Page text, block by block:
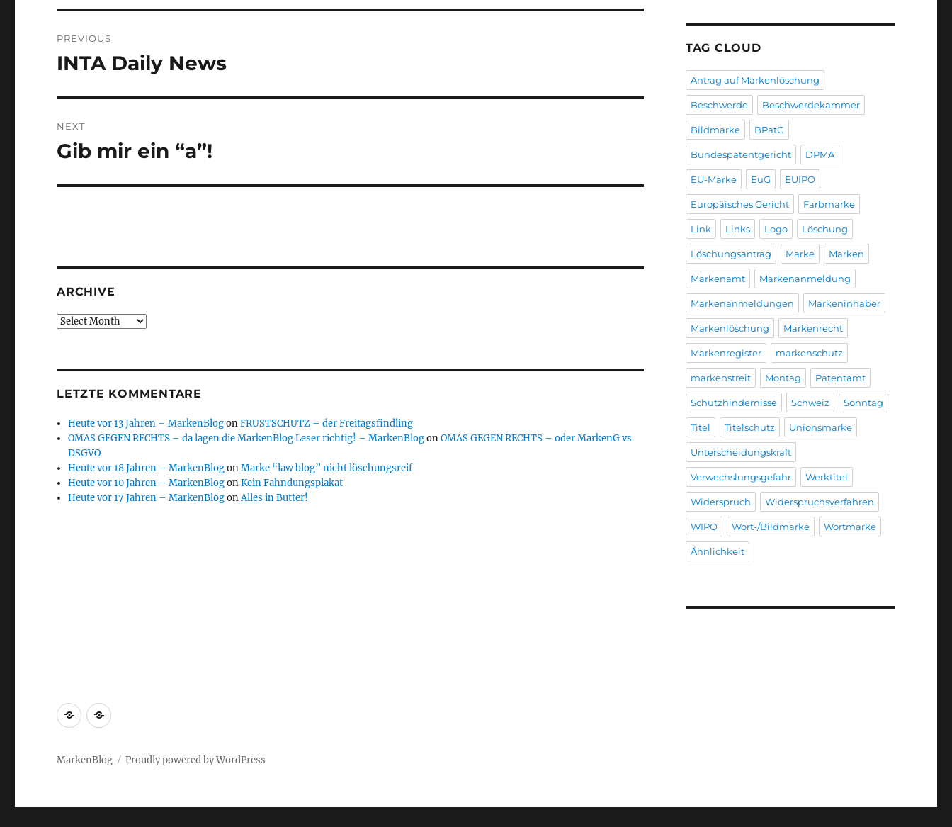
navigation
PREVIOUS
Previous
INTA Daily News
NEXT
Next
Gib mir ein “a”!
ARCHIVE
Archive
LETZTE KOMMENTARE
Heute vor 13 Jahren – MarkenBlogonFRUSTSCHUTZ – der Freitagsfindling
OMAS GEGEN RECHTS – da lagen die MarkenBlog Leser richtig! – MarkenBlogonOMAS GEGEN RECHTS – oder MarkenG vs
DSGVO
Heute vor 18 Jahren – MarkenBlogonMarke “law blog” nicht löschungsreif
Heute vor 10 Jahren – MarkenBlogonKein Fahndungsplakat
Heute vor 17 Jahren – MarkenBlogonAlles in Butter!
TAG CLOUD
Antrag auf Markenlöschung
Beschwerde Beschwerdekammer
Bildmarke BPatG
Bundespatentgericht DPMA
EU-Marke EuG EUIPO
Europäisches Gericht Farbmarke
Link Links Logo Löschung
Löschungsantrag Marke Marken
Markenamt Markenanmeldung
Markenanmeldungen Markeninhaber
Markenlöschung Markenrecht
Markenregister markenschutz
markenstreit Montag Patentamt
Schutzhindernisse Schweiz Sonntag
Titel Titelschutz Unionsmarke
Unterscheidungskraft
Verwechslungsgefahr Werktitel
Widerspruch Widerspruchsverfahren
WIPO Wort-/Bildmarke Wortmarke
Ähnlichkeit
Markenrecherche
Gastbeiträge
MarkenBlog Proudly powered by WordPress